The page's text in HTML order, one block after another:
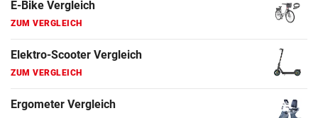
ZUM VERGLEICH
Fahrrad Test
ZUM VERGLEICH
Fahrradanhänger Vergleich
ZUM VERGLEICH